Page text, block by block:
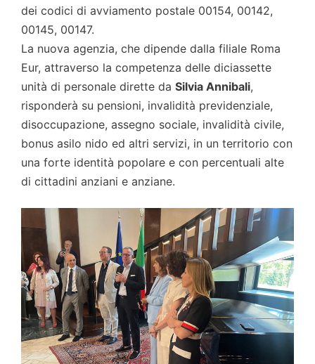
dei codici di avviamento postale 00154, 00142,
00145, 00147.
La nuova agenzia, che dipende dalla filiale Roma
Eur, attraverso la competenza delle diciassette
unità di personale dirette da Silvia Annibali,
risponderà su pensioni, invalidità previdenziale,
disoccupazione, assegno sociale, invalidità civile,
bonus asilo nido ed altri servizi, in un territorio con
una forte identità popolare e con percentuali alte
di cittadini anziani e anziane.